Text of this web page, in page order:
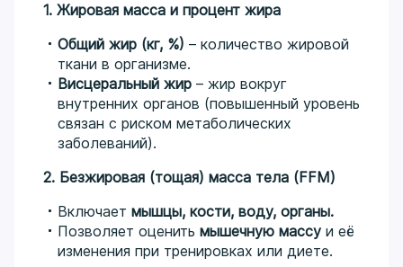
1. Жировая масса и процент жира
Общий жир (кг, %) – количество жировой
ткани в организме.
Висцеральный жир – жир вокруг
внутренних органов (повышенный уровень
связан с риском метаболических
заболеваний).
2. Безжировая (тощая) масса тела (FFM)
Включает мышцы, кости, воду, органы.
Позволяет оценить мышечную массу и её
изменения при тренировках или диете.